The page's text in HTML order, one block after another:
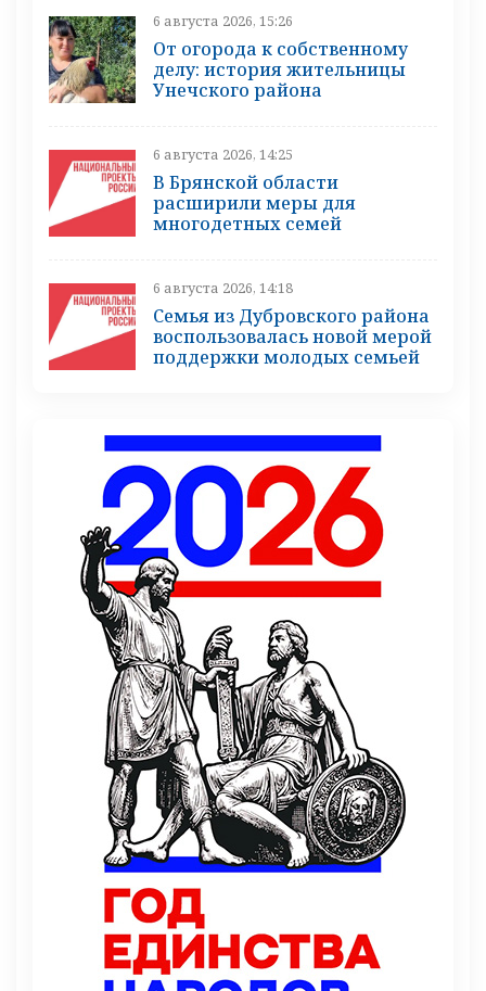
6 августа 2026, 15:26
От огорода к собственному
делу: история жительницы
Унечского района
6 августа 2026, 14:25
В Брянской области
расширили меры для
многодетных семей
6 августа 2026, 14:18
Семья из Дубровского района
воспользовалась новой мерой
поддержки молодых семьей